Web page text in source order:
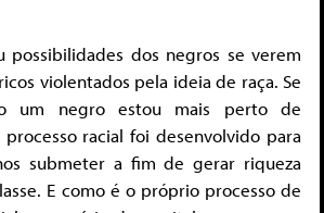
possibilidades dos negros se verem
violentados pela ideia de raça. Se
um negro estou mais perto de
racial foi desenvolvido para
submeter a fim de gerar riqueza
E como é o próprio processo de